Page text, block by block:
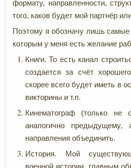
формату, направленности,
того, каков будет мой партнёр
Поэтому я обозначу лишь
которым у меня есть желание
Книги. То есть канал
создается за счёт
скорее всего будет иметь в
викторины и т.п.
Кинематограф (только не
аналогично
направления объединить.
История. Мой